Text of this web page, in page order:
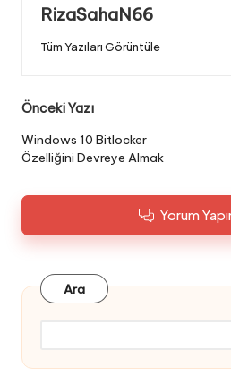
RizaSahaN66
Tüm Yazıları Görüntüle
Post
navigation
Önceki Yazı
Windows 10 Bitlocker
Özelliğini Devreye Almak
Yorum
Ara